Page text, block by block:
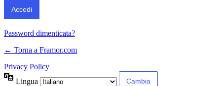
Password dimenticata?
← Torna a Framor.com
Privacy Policy
Lingua